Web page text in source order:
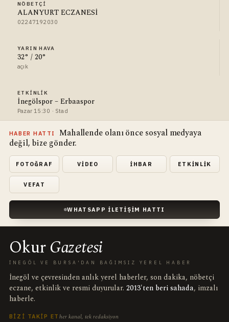
NÖBETÇI
ALANYURT ECZANESİ
02247192030
YARIN HAVA
32° / 20°
açık
ETKINLIK
İnegölspor – Erbaaspor
Pazar 15:30 · Stad
HABER HATTI
Mahallende olanı önce sosyal medyaya
değil, bize gönder.
FOTOĞRAF VIDEO İHBAR ETKINLIK
VEFAT
WHATSAPP İLETIŞIM HATTI
OkurGazetesi
İNEGÖL VE BURSA'DAN BAĞIMSIZ YEREL HABER
İnegöl ve çevresinden anlık yerel haberler, son dakika, nöbetçi
eczane, etkinlik ve resmi duyurular. 2013'ten beri sahada, imzalı
haberle.
BIZI TAKIP ET her kanal, tek redaksiyon